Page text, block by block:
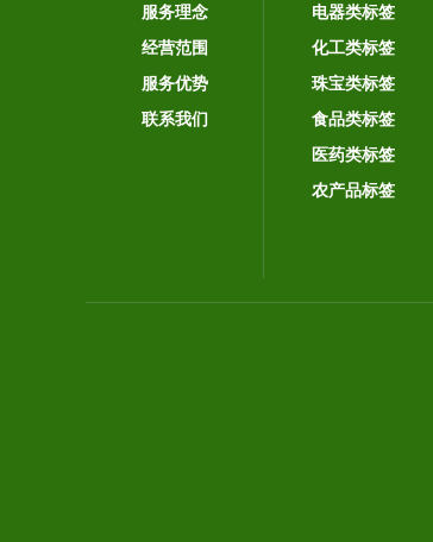
服务理念
经营范围
服务优势
联系我们
电器类标签
化工类标签
珠宝类标签
食品类标签
医药类标签
农产品标签